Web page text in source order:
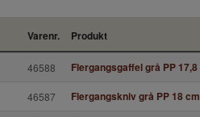
Varenr. Produkt
46588 Flergangsgaffel grå PP
46587 Flergangskniv grå PP 18